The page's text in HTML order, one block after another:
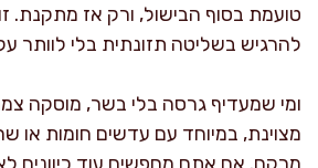
טועמת בסוף הבישול, ורק אז מתקנת.
להרגיש בשליטה תזונתית בלי לוותר
ומי שמעדיף גרסה בלי בשר, מוסקה
מצוינת, במיוחד עם עדשים חומות או